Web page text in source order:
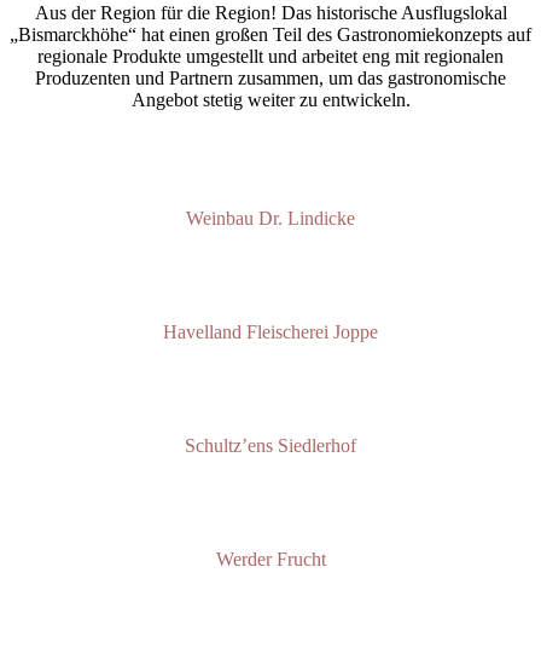
Aus der Region für die Region! Das historische Ausflugslokal
„Bismarckhöhe“ hat einen großen Teil des Gastronomiekonzepts auf
regionale Produkte umgestellt und arbeitet eng mit regionalen
Produzenten und Partnern zusammen, um das gastronomische
Angebot stetig weiter zu entwickeln.
Weinbau Dr. Lindicke
Havelland Fleischerei Joppe
Schultz’ens Siedlerhof
Werder Frucht